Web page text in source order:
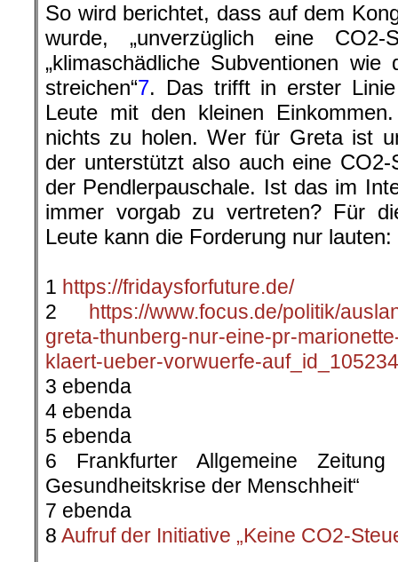
So wird berichtet, dass auf dem
wurde, „unverzüglich eine CO2-
„klimaschädliche Subventionen
streichen“7. Das trifft in erster
Leute mit den kleinen
nichts zu holen. Wer für Greta ist
der unterstützt also auch eine
der Pendlerpauschale. Ist das im
immer vorgab zu vertreten? Für
Leute kann die Forderung nur
1 https://fridaysforfuture.de/
2 https://www.focus.de/politik/
greta-thunberg-nur-eine-pr-
klaert-ueber-vorwuerfe-
3 ebenda
4 ebenda
5 ebenda
6 Frankfurter Allgemeine
Gesundheitskrise der Menschheit“
7 ebenda
8 Aufruf der Initiative „Keine CO2-